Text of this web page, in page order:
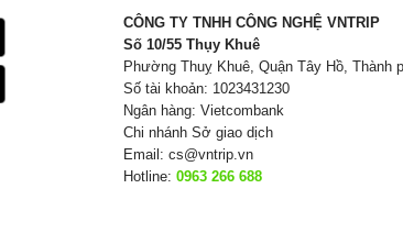
CÔNG TY TNHH CÔNG NGHỆ VNTRIP
Số 10/55 Thụy Khuê
Phường Thuỵ Khuê, Quận Tây Hồ, Thành
Số tài khoản: 1023431230
Ngân hàng: Vietcombank
Chi nhánh Sở giao dịch
Email: cs@vntrip.vn
Hotline: 0963 266 688